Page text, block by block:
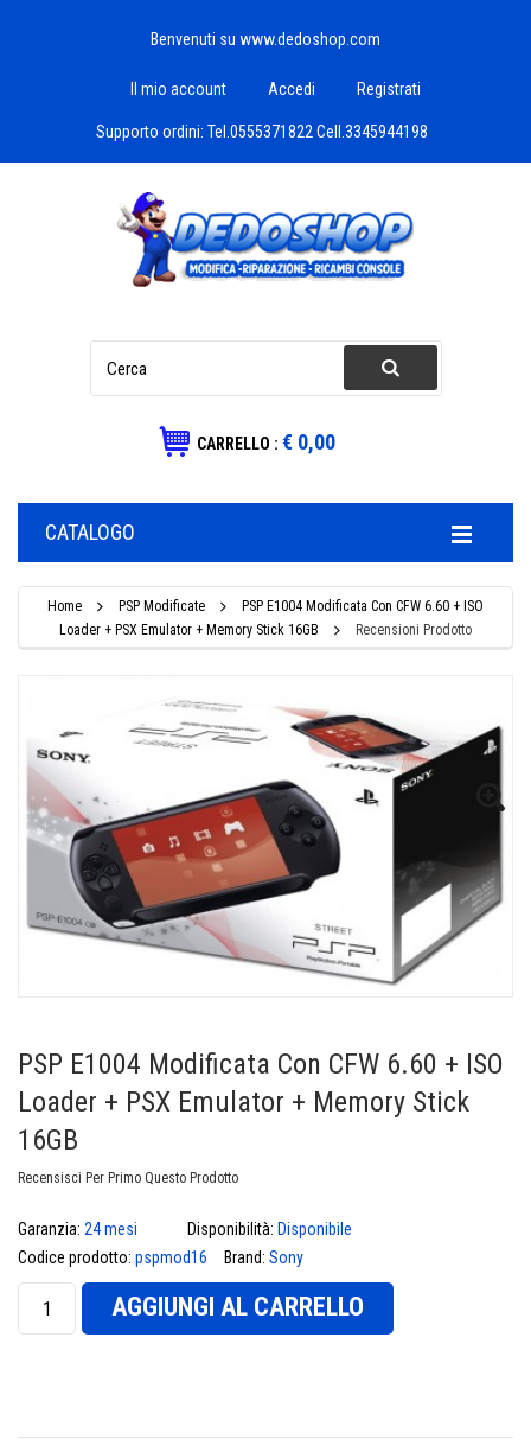
Benvenuti su www.dedoshop.com
Il mio account Accedi Registrati
Supporto ordini: Tel.0555371822 Cell.3345944198
CARRELLO : € 0,00
CATALOGO
Home PSP Modificate
PSP E1004 Modificata Con CFW 6.60 + ISO
Loader + PSX Emulator + Memory Stick 16GB
Recensioni Prodotto
PSP E1004 Modificata Con CFW 6.60 + ISO
Loader + PSX Emulator + Memory Stick
16GB
Recensisci Per Primo Questo Prodotto
Garanzia: 24 mesi Disponibilità: Disponibile
Codice prodotto: pspmod16 Brand: Sony
AGGIUNGI AL CARRELLO